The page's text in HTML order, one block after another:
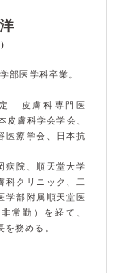
部医学科卒業。
皮膚科専門医
皮膚科学会学会、
医療学会、日本抗
病院、順天堂大学
科クリニック、二
学部附属順天堂医
常勤）を経て、
を務める。